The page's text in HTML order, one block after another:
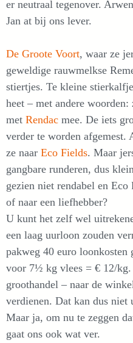
er neutraal tegenover.
Jan at bij ons lever.
De Groote Voort, waar ze
geweldige rauwmelkse
stiertjes. Te kleine
heet – met andere
met Rendac mee. De iets
verder te worden
ze naar Eco Fields. Maar
gangbare runderen, dus
gezien niet rendabel en
of naar een liefhebber?
U kunt het zelf wel
een laag uurloon zouden
pakweg 40 euro loonkosten
voor 7½ kg vlees = € 12/
groothandel – naar de
verdienen. Dat kan dus niet
Maar ja, om nu te zeggen
gaat ons ook wat ver.